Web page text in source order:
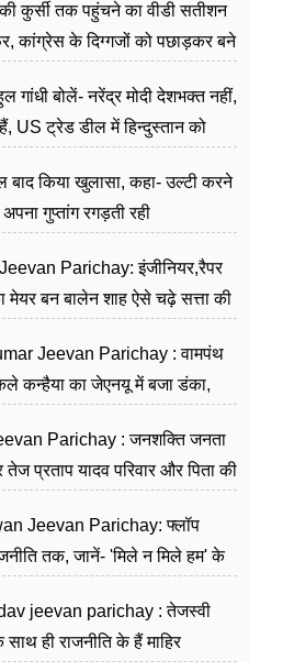
कुर्सी तक पहुंचने का वीडी सतीशन
कांग्रेस के दिग्गजों को पछाड़कर बने
गांधी बोलें- नरेंद्र मोदी देशभक्त नहीं,
US ट्रेड डील में हिन्दुस्तान को
बाद किया खुलासा, कहा- उल्टी करने
गुप्तांग रगड़ती रही
Parichay: इंजीनियर,रैपर
मेयर बन बालेन शाह ऐसे चढ़े सत्ता की
Jeevan Parichay : वामपंथ
कन्हैया का जेएनयू में बजा डंका,
Parichay : जनशक्ति जनता
प्रताप यादव परिवार और पिता की
Jeevan Parichay: फ्लॉप
तक, जानें- 'मिले न मिले हम' के
jeevan parichay : तेजस्वी
ही राजनीति के हैं माहिर